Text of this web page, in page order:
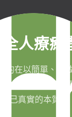
人療癒
的在以簡單、有
生命目標與實現
自己真實的本質。